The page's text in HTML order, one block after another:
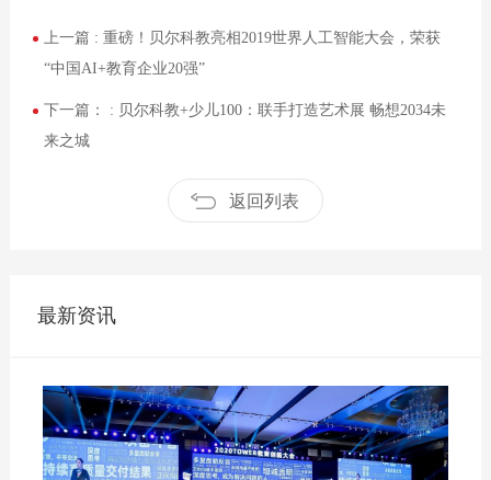
上一篇 :重磅！贝尔科教亮相2019世界人工智能大会，荣获
“中国AI+教育企业20强”
下一篇： : 贝尔科教+少儿100：联手打造艺术展 畅想2034未
来之城
返回列表
最新资讯